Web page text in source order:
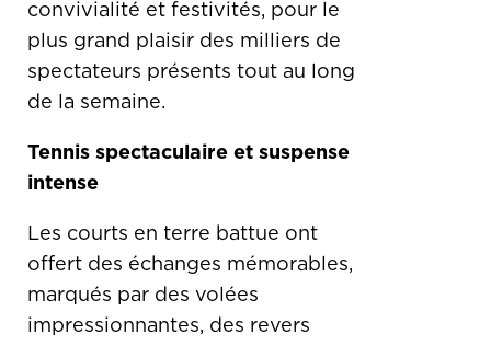
convivialité et festivités, pour le
plus grand plaisir des milliers de
spectateurs présents tout au long
de la semaine.
Tennis spectaculaire et suspense
intense
Les courts en terre battue ont
offert des échanges mémorables,
marqués par des volées
impressionnantes, des revers